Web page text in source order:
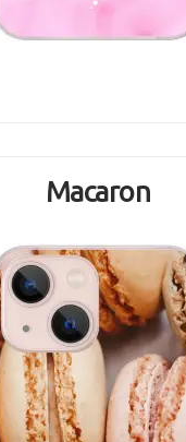
Macaron